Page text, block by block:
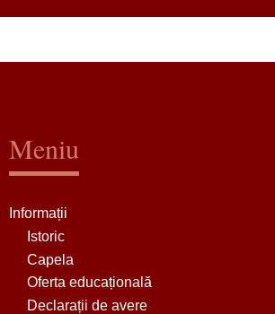
Meniu
Informații
Istoric
Capela
Oferta educațională
Declarații de avere